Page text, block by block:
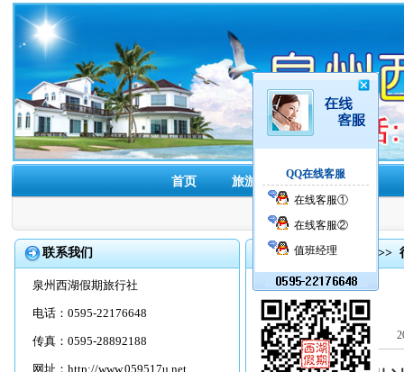
QQ在线客服
在线客服①
在线客服②
值班经理
首页 旅游线路 酒店预订
联系我们
泉州西湖假期旅行社
电话：0595-22176648
传真：0595-28892188
网址： http://www.059517u.net
首页>>旅游资讯 >>